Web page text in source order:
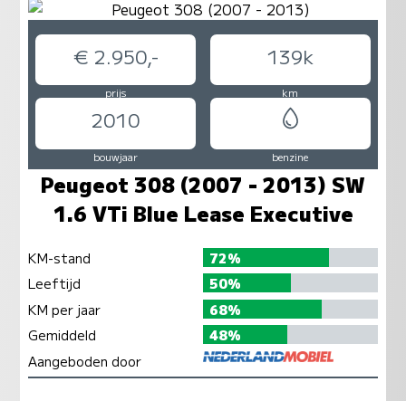
€ 2.950,- 139k
prijs km
2010
bouwjaar benzine
Peugeot 308 (2007 - 2013) SW
1.6 VTi Blue Lease Executive
KM-stand
72%
Leeftijd
50%
KM per jaar
68%
Gemiddeld
48%
Aangeboden door